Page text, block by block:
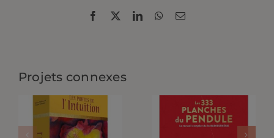
Facebook
X LinkedInWhatsApp
Email
Projets connexes
Les Portes